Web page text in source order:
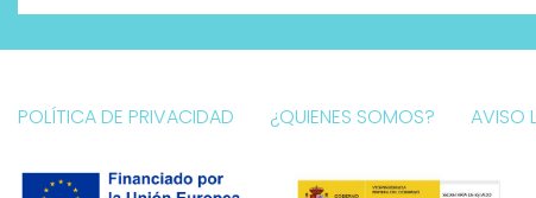
POLÍTICA DE PRIVACIDAD ¿QUIENES SOMOS? AVISO